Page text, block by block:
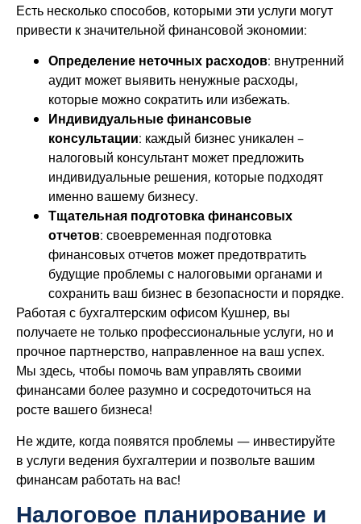
Есть несколько способов, которыми эти услуги могут
привести к значительной финансовой экономии:
Определение неточных расходов: внутренний
аудит может выявить ненужные расходы,
которые можно сократить или избежать.
Индивидуальные финансовые
консультации: каждый бизнес уникален –
налоговый консультант может предложить
индивидуальные решения, которые подходят
именно вашему бизнесу.
Тщательная подготовка финансовых
отчетов: своевременная подготовка
финансовых отчетов может предотвратить
будущие проблемы с налоговыми органами и
сохранить ваш бизнес в безопасности и порядке.
Работая с бухгалтерским офисом Кушнер, вы
получаете не только профессиональные услуги, но и
прочное партнерство, направленное на ваш успех.
Мы здесь, чтобы помочь вам управлять своими
финансами более разумно и сосредоточиться на
росте вашего бизнеса!
Не ждите, когда появятся проблемы — инвестируйте
в услуги ведения бухгалтерии и позвольте вашим
финансам работать на вас!
Налоговое планирование и